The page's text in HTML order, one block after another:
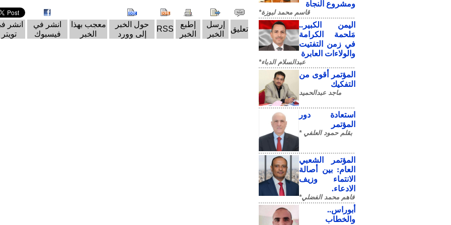
ومشروع النجاة
قاسم محمد لبوزة*
​اليمن الكبير..
مَلحمة الكرامة
في زمن التفتيت
والولاءات العابرة
عبدالسلام الدباء*
المؤتمر أقوى من
التفكيك
ماجد عبدالحميد
استعادة دور
المؤتمر
بقلم حمود العلفي *
المؤتمر الشعبي
العام: بين أصالة
الانتماء وزيف
الادعاء.
فاهم محمد الفضلي*
أبوراس..
والخطاب
تعليق
إرسل
الخبر
إطبع
الخبر
RSS
حول الخبر
إلى وورد
معجب بهذا
الخبر
انشر في
فيسبوك
انشر
تويتر